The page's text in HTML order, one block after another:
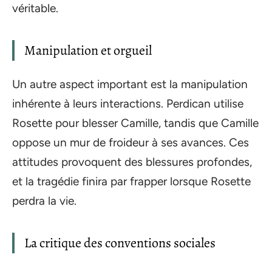
véritable.
Manipulation et orgueil
Un autre aspect important est la manipulation
inhérente à leurs interactions. Perdican utilise
Rosette pour blesser Camille, tandis que Camille
oppose un mur de froideur à ses avances. Ces
attitudes provoquent des blessures profondes,
et la tragédie finira par frapper lorsque Rosette
perdra la vie.
La critique des conventions sociales